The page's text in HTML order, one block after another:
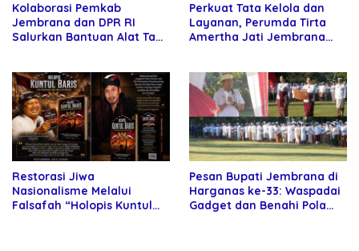
Kolaborasi Pemkab
Jembrana dan DPR RI
Salurkan Bantuan Alat Tani
Perkuat Tata Kelola dan
Layanan, Perumda Tirta
Amertha Jati Jembrana
Restorasi Jiwa
Nasionalisme Melalui
Falsafah “Holopis Kuntul
Pesan Bupati Jembrana di
Harganas ke-33: Waspadai
Gadget dan Benahi Pola